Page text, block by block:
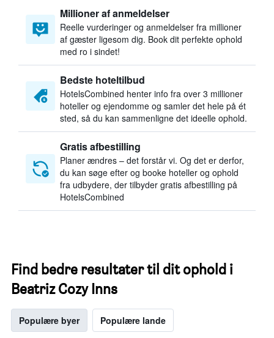
Millioner af anmeldelser
Reelle vurderinger og anmeldelser fra millioner
af gæster ligesom dig. Book dit perfekte ophold
med ro i sindet!
Bedste hoteltilbud
HotelsCombined henter info fra over 3 millioner
hoteller og ejendomme og samler det hele på ét
sted, så du kan sammenligne det ideelle ophold.
Gratis afbestilling
Planer ændres – det forstår vi. Og det er derfor,
du kan søge efter og booke hoteller og ophold
fra udbydere, der tilbyder gratis afbestilling på
HotelsCombined
Find bedre resultater til dit ophold i
Beatriz Cozy Inns
Populære byer Populære lande